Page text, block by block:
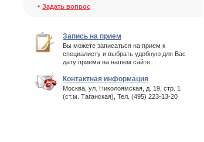
Задать вопрос
Запись на прием
Вы можете записаться на прием к
специалисту и выбрать удобную для Вас
дату приема на нашем сайте..
Контактная информация
Москва, ул. Николоямская, д. 19, стр. 1
(ст.м. Таганская), Тел. (495) 223-13-20